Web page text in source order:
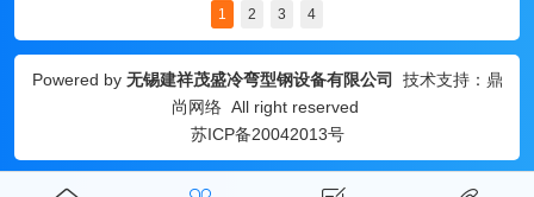
1 2 3 4
Powered by 无锡建祥茂盛冷弯型钢设备有限公司 技术支持： 鼎
尚网络All right reserved
苏ICP备20042013号